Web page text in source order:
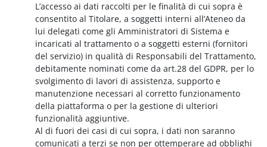
L’accesso ai dati raccolti per le finalità di cui sopra è
consentito al Titolare, a soggetti interni all’Ateneo da
lui delegati come gli Amministratori di Sistema e
incaricati al trattamento o a soggetti esterni (fornitori
del servizio) in qualità di Responsabili del Trattamento,
debitamente nominati come da art.28 del GDPR, per lo
svolgimento di lavori di assistenza, supporto e
manutenzione necessari al corretto funzionamento
della piattaforma o per la gestione di ulteriori
funzionalità aggiuntive.
Al di fuori dei casi di cui sopra, i dati non saranno
comunicati a terzi se non per ottemperare ad obblighi